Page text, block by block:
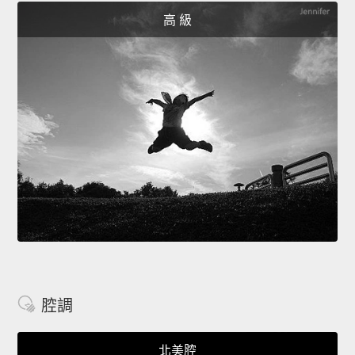
高 級
腔調
北美腔